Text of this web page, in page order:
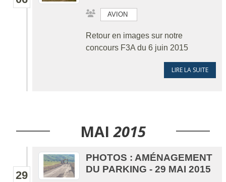
AVION
Retour en images sur notre
concours F3A du 6 juin 2015
LIRE LA SUITE
MAI 2015
29
PHOTOS : AMÉNAGEMENT
DU PARKING - 29 MAI 2015